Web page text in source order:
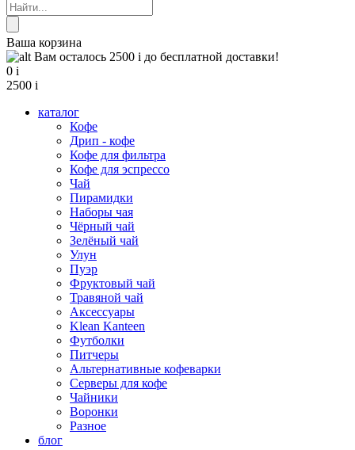
Ваша корзина
Вам осталось 2500 i до бесплатной доставки!
0 i
2500 i
каталог
Кофе
Дрип - кофе
Кофе для фильтра
Кофе для эспрессо
Чай
Пирамидки
Наборы чая
Чёрный чай
Зелёный чай
Улун
Пуэр
Фруктовый чай
Травяной чай
Аксессуары
Klean Kanteen
Футболки
Питчеры
Альтернативные кофеварки
Серверы для кофе
Чайники
Воронки
Разное
блог